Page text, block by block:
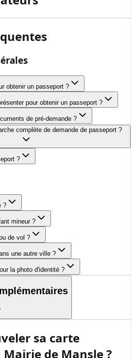
obtenir un passeport ?
pour obtenir un passeport ?
de pré-demande ?
complète de demande de passeport ?
?
?
mineur ?
de vol ?
une autre ville ?
la photo d'identité ?
sa carte
Mairie de Mansle?